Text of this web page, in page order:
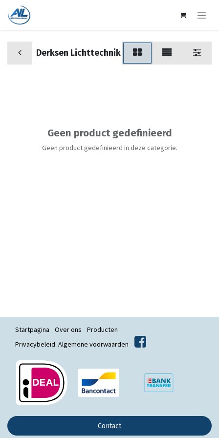
Derksen Lichttechnik
Geen product gedefinieerd
Geen product gedefinieerd in deze categorie.
Startpagina Over ons
Producten
Privacybeleid Algemene voorwaarden
Contact